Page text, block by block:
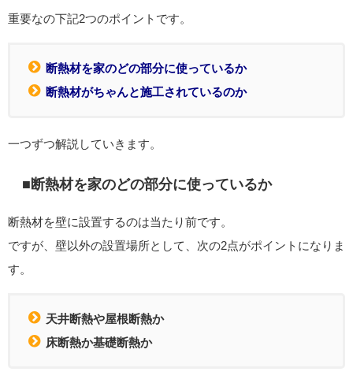
重要なの下記2つのポイントです。
断熱材を家のどの部分に使っているか
断熱材がちゃんと施工されているのか
一つずつ解説していきます。
■断熱材を家のどの部分に使っているか
断熱材を壁に設置するのは当たり前です。
ですが、壁以外の設置場所として、次の2点がポイントになりま
す。
天井断熱や屋根断熱か
床断熱か基礎断熱か